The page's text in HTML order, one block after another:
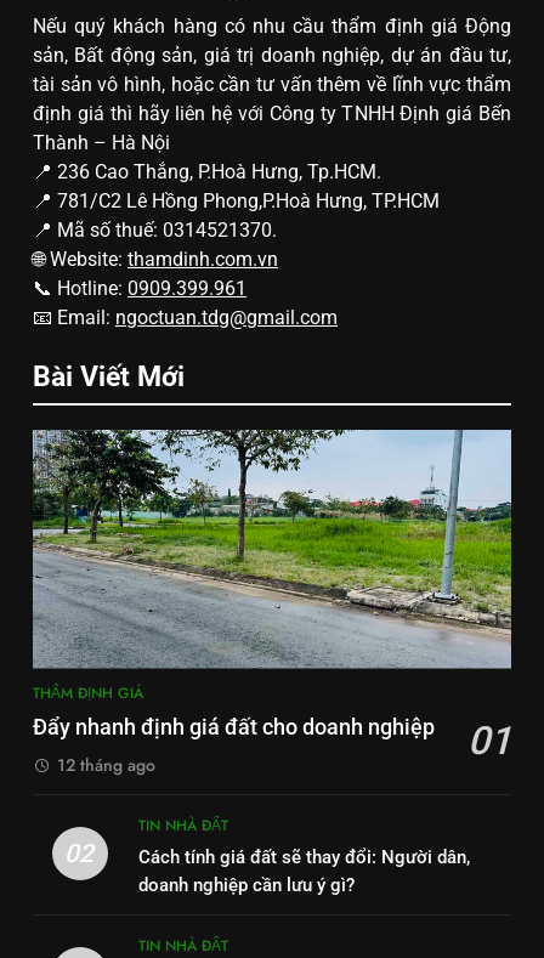
Nếu quý khách hàng có nhu cầu thẩm định giá Động
sản, Bất động sản, giá trị doanh nghiệp, dự án đầu tư,
tài sản vô hình, hoặc cần tư vấn thêm về lĩnh vực thẩm
định giá thì hãy liên hệ với Công ty TNHH Định giá Bến
Thành – Hà Nội
📍 236 Cao Thắng, P.Hoà Hưng, Tp.HCM.
📍 781/C2 Lê Hồng Phong,P.Hoà Hưng, TP.HCM
📍 Mã số thuế: 0314521370.
🌐 Website: thamdinh.com.vn
📞 Hotline: 0909.399.961
📧 Email: ngoctuan.tdg@gmail.com
Bài Viết Mới
THẨM ĐỊNH GIÁ
Đẩy nhanh định giá đất cho doanh nghiệp 01
12 tháng ago
02
TIN NHÀ ĐẤT
Cách tính giá đất sẽ thay đổi: Người dân,
doanh nghiệp cần lưu ý gì?
TIN NHÀ ĐẤT